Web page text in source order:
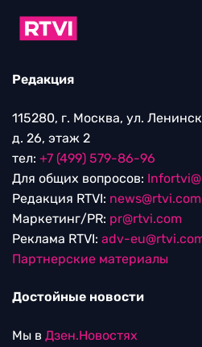
Редакция
115280, г. Москва, ул.
д. 26, этаж 2
тел: +7 (499) 579-86-96
Для общих вопросов:
Редакция RTVI: news@rtvi.com
Маркетинг/PR: pr@rtvi.com
Реклама RTVI: adv-
Партнерские материалы
Достойные новости
Мы в Дзен.Новостях